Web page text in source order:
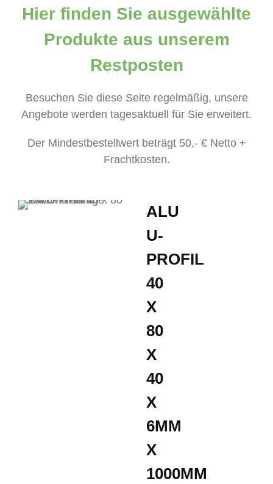
Hier finden Sie ausgewählte
Produkte aus unserem
Restposten
Besuchen Sie diese Seite regelmäßig, unsere
Angebote werden tagesaktuell für Sie erweitert.
Der Mindestbestellwert beträgt 50,- € Netto +
Frachtkosten.
ALU
U-
PROFIL
40
X
80
X
40
X
6MM
X
1000MM